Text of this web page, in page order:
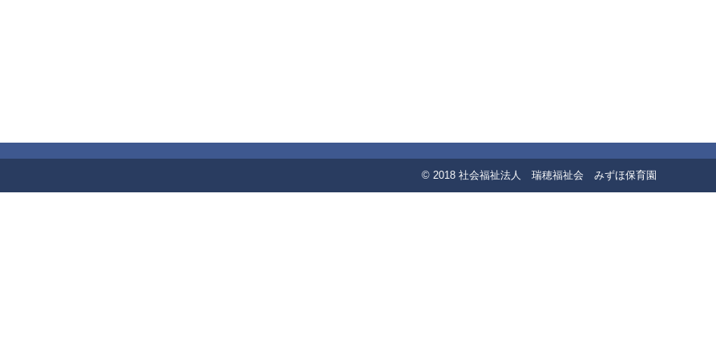
© 2018 社会福祉法人 瑞穂福祉会 みずほ保育園